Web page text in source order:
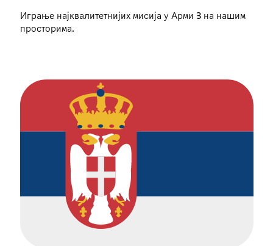
Играње најквалитетнијих мисија у Арми 3 на нашим
просторима.